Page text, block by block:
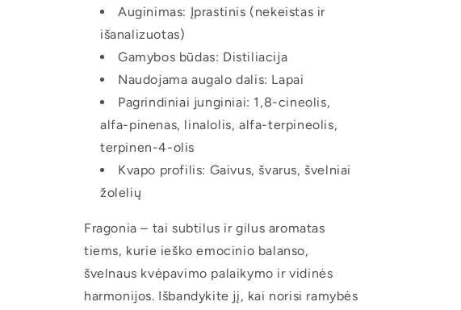
Auginimas: Įprastinis (nekeistas ir
išanalizuotas)
Gamybos būdas: Distiliacija
Naudojama augalo dalis: Lapai
Pagrindiniai junginiai: 1,8-cineolis,
alfa-pinenas, linalolis, alfa-terpineolis,
terpinen-4-olis
Kvapo profilis: Gaivus, švarus, švelniai
žolelių
Fragonia – tai subtilus ir gilus aromatas
tiems, kurie ieško emocinio balanso,
švelnaus kvėpavimo palaikymo ir vidinės
harmonijos. Išbandykite jį, kai norisi ramybės